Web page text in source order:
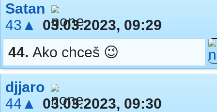
Satan
43▲
03.03.2023, 09:29
44. Ako chceš 😉
djjaro
44▲
03.03.2023, 09:30